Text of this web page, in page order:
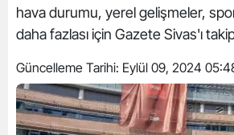
hava durumu, yerel gelişmeler,
daha fazlası için Gazete Sivas'ı
Güncelleme Tarihi: Eylül 09, 2024